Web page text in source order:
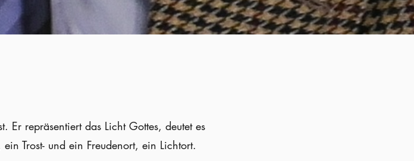
Er repräsentiert das Licht Gottes, deutet es
Trost- und ein Freudenort, ein Lichtort.